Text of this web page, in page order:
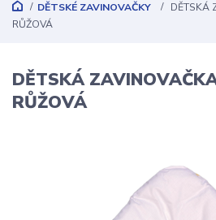
DĚTSKÉ ZAVINOVAČKY
DĚTSKÁ
RŮŽOVÁ
DĚTSKÁ
RŮŽOVÁ